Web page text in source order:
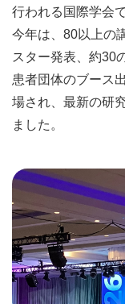
行われる国際学会
今年は、80以上の
スター発表、約30
患者団体のブース
場され、最新の研
ました。